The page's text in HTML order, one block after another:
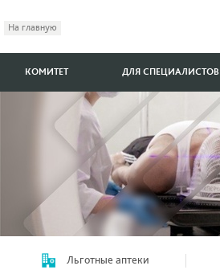
На главную
КОМИТЕТ ДЛЯ СПЕЦИАЛИСТОВ
Льготные аптеки